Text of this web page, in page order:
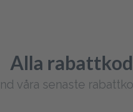
Alla
våra senaste